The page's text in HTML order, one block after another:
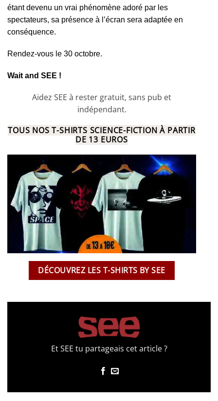
étant devenu un vrai phénomène adoré par les
spectateurs, sa présence à l’écran sera adaptée en
conséquence.
Rendez-vous le 30 octobre.
Wait and SEE !
Aidez SEE à rester gratuit, sans pub et
indépendant.
TOUS NOS T-SHIRTS SCIENCE-FICTION À PARTIR
DE 13 EUROS
DÉCOUVREZ LES T-SHIRTS BY SEE
Et SEE tu partageais cet article ?